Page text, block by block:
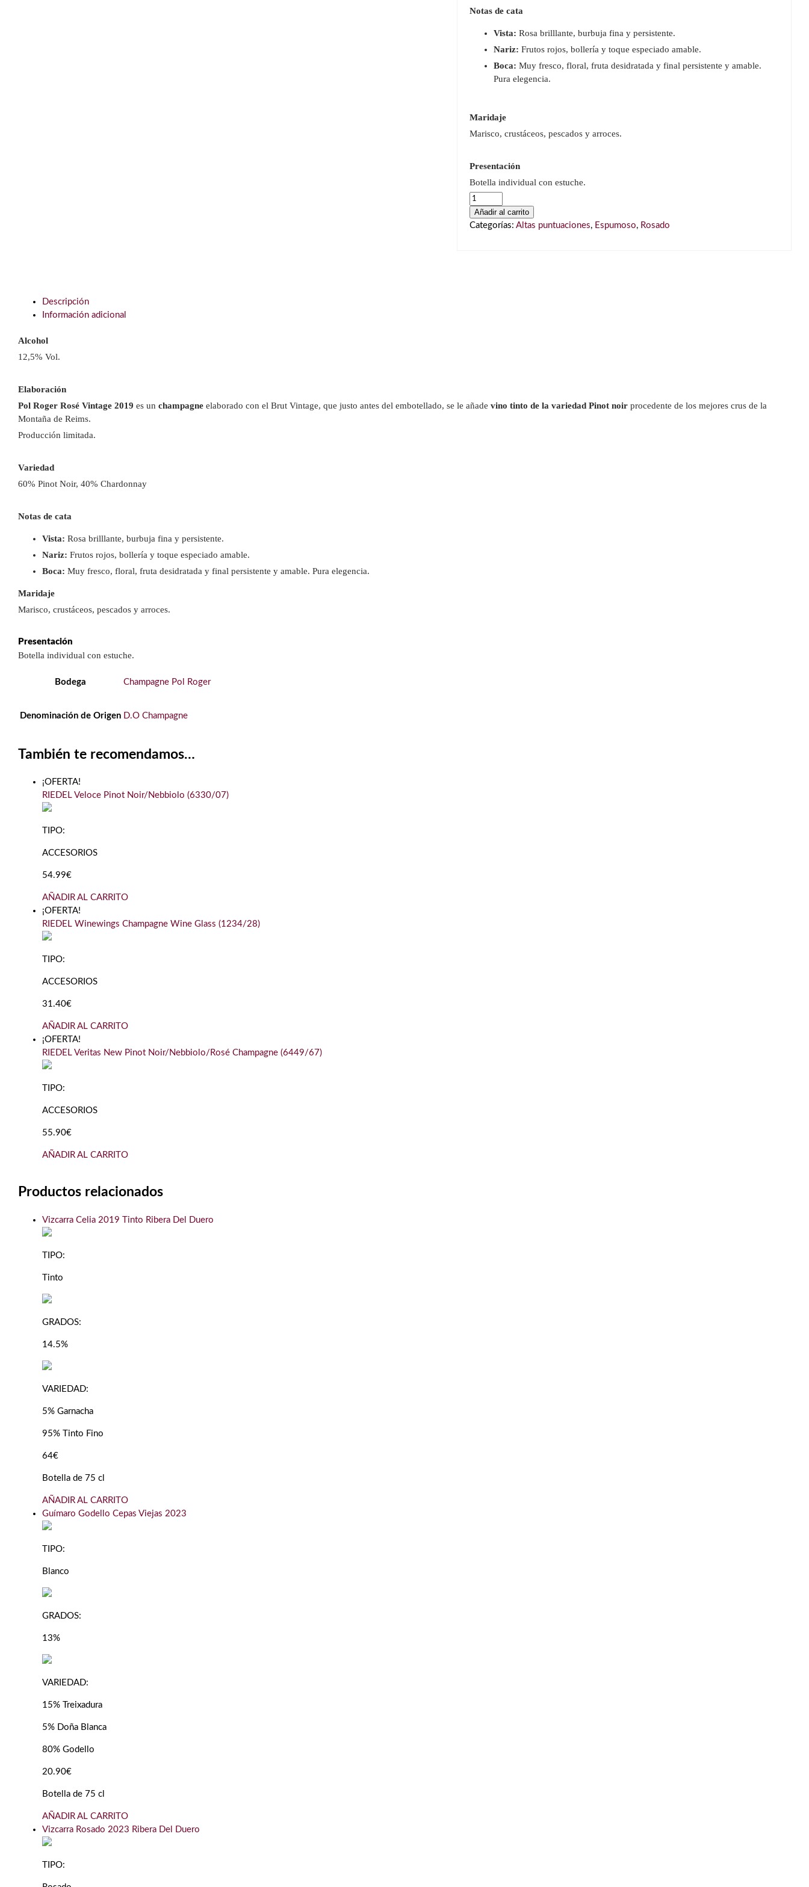
Notas de cata
Vista: Rosa brilllante, burbuja fina y persistente.
Nariz: Frutos rojos, bollería y toque especiado amable.
Boca: Muy fresco, floral, fruta desidratada y final persistente y amable.
Pura elegencia.
Maridaje
Marisco, crustáceos, pescados y arroces.
Presentación
Botella individual con estuche.
Pol
Roger
Rosé
Añadir al carrito
Categorías: Altas puntuaciones, Espumoso, Rosado
Descripción
Información adicional
Alcohol
12,5% Vol.
Elaboración
Pol Roger Rosé Vintage 2019 es un champagne elaborado con el Brut Vintage, que justo antes del embotellado, se le añade vino tinto de la variedad Pinot noir procedente de los mejores crus de la
Montaña de Reims.
Producción limitada.
Variedad
60% Pinot Noir, 40% Chardonnay
Notas de cata
Vista: Rosa brilllante, burbuja fina y persistente.
Nariz: Frutos rojos, bollería y toque especiado amable.
Boca: Muy fresco, floral, fruta desidratada y final persistente y amable. Pura elegencia.
Maridaje
Marisco, crustáceos, pescados y arroces.
Presentación
Botella individual con estuche.
Bodega Champagne Pol Roger
Denominación de Origen D.O Champagne
También te recomendamos…
¡OFERTA!
RIEDEL Veloce Pinot Noir/Nebbiolo (6330/07)
TIPO:
ACCESORIOS
54.99€
AÑADIR AL CARRITO
¡OFERTA!
RIEDEL Winewings Champagne Wine Glass (1234/28)
TIPO:
ACCESORIOS
31.40€
AÑADIR AL CARRITO
¡OFERTA!
RIEDEL Veritas New Pinot Noir/Nebbiolo/Rosé Champagne (6449/67)
TIPO:
ACCESORIOS
55.90€
AÑADIR AL CARRITO
Productos relacionados
Vizcarra Celia 2019 Tinto Ribera Del Duero
TIPO:
Tinto
GRADOS:
14.5%
VARIEDAD:
5% Garnacha
95% Tinto Fino
64€
Botella de 75 cl
AÑADIR AL CARRITO
Guímaro Godello Cepas Viejas 2023
TIPO:
Blanco
GRADOS:
13%
VARIEDAD:
15% Treixadura
5% Doña Blanca
80% Godello
20.90€
Botella de 75 cl
AÑADIR AL CARRITO
Vizcarra Rosado 2023 Ribera Del Duero
TIPO: